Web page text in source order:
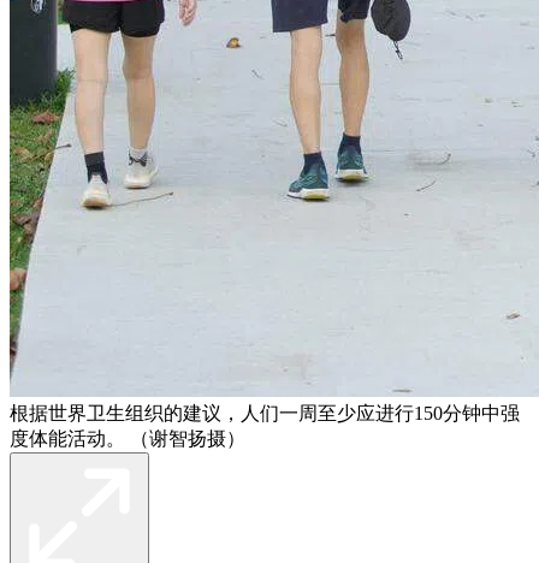
根据世界卫生组织的建议，人们一周至少应进行150分钟中强
度体能活动。 （谢智扬摄）